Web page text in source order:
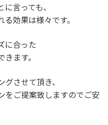
言っても、
効果は様々です。
に合った
ます。
させて頂き、
をご提案致しますのでご安